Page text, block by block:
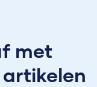
met